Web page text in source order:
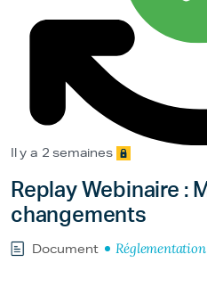
Il y a 2 semaines
Replay Webinaire :
changements
Document